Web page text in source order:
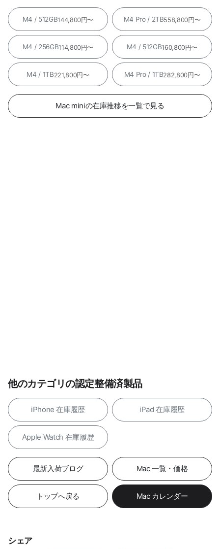
M4 / 512GB144,800円〜 M4 Pro / 2TB558,800円〜
M4 / 256GB114,800円〜 M4 / 512GB160,800円〜
M4 / 1TB221,800円〜 M4 Pro / 1TB282,800円〜
Mac miniの在庫推移を一覧で見る
他のカテゴリの認定整備済製品
iPhone 在庫履歴 iPad 在庫履歴
Apple Watch 在庫履歴
最新入荷ブログ Mac 一覧・価格
トップへ戻る Mac カレンダー
シェア